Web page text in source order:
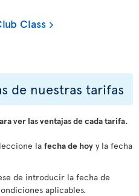
Class
de nuestras tarifas
ver las ventajas de cada tarifa.
la fecha de hoy y la fecha
de introducir la fecha de
aplicables.